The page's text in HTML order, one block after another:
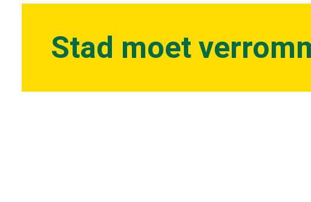
Stad moet